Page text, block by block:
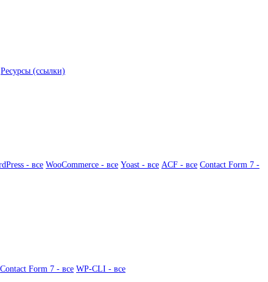
Ресурсы (ссылки)
- все WooCommerce - все Yoast - все ACF - все Contact Form 7 -
Contact Form 7 - все WP-CLI - все